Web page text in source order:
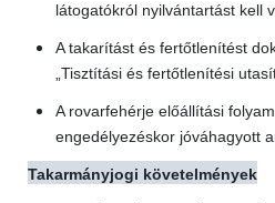
látogatókról nyilvántartást kell
A takarítást és fertőtlenítést
„Tisztítási és fertőtlenítési
A rovarfehérje előállítási
engedélyezéskor jóváhagyott
Takarmányjogi követelmények